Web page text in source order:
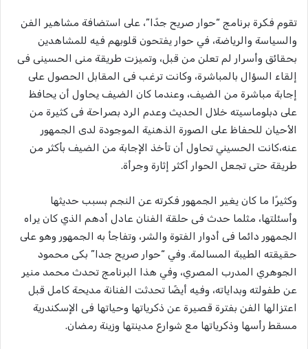
تقوم فكرة برنامج “حوار صريح جدًا”، على استضافة مشاهير الفن
والسياسة والرياضة، في حوار يفتحون قلوبهم فيه للمشاهدين
بحقائق وأسرار لم تعلن من قبل، وتميزت طريقة منى الحسينى فى
إلقاء السؤال بالمباشرة، وكانت ترغب فى المقابل الحصول على
إجابة مباشرة من الضيف، وعندما كان الضيف يحاول أن يحافظ
على دبلوماسيته خلال الحديث وعدم الرد بصراحة فى كثيرة من
الأحيان للحفاظ على الصورة الذهنية الموجودة لدى الجمهور
عنه،كانت الحسيني تحاول أن تأخذ الإجابة من الضيف بأكثر من
طريقة حتى تجعل الحوار أكثر إثارة وجرأة.
وكثيرًا ما كان يغير الجمهور فكرته عن النجم بسبب حديثها
وأسئلتها، مثلما حدث فى حلقة الفنان عادل أدهم الذي كان يراه
الجمهور دائما فى أدوار الفتوة والشر، وتفاجأ به الجمهور وهو على
حقيقته الطيبة المسالمة. وفي “حوار صريح جدا” بكى محمود
الجوهري المدرب المصري، وفي هذا البرنامج تحدث محمد منير
عن طفولته وبداياته، وفيه أيضًا تحدثت الفنانة مديحة كامل قبل
اعتزالها الفن بفترة قصيرة عن ذكرياتها وحياتها فى الإسكندرية
مسقط رأسها وذكرياتها مع شوارع مدينتها وزينة رمضان.